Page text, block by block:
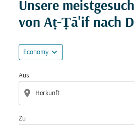
Unsere
von Aṭ-Ṭā'if nach
Economy expand_more
Aus
location_on
Zu
Versuchen Sie, Ihre Route